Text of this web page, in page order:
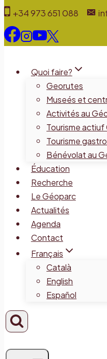
au
contenu
+34 973 651 088
Quoi faire?
Georutes
Museés et
Activités au
Tourisme
Tourisme
Bénévolat au
Éducation
Recherche
Le Géoparc
Actualités
Agenda
Contact
Français
Català
English
Español